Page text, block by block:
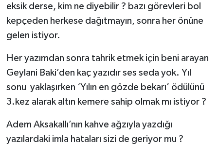
eksik derse, kim ne diyebilir ? bazı görevleri bol
kepçeden herkese dağıtmayın, sonra her önüne
gelen istiyor.
Her yazımdan sonra tahrik etmek için beni arayan
Geylani Baki’den kaç yazıdır ses seda yok. Yıl
sonu yaklaşırken ‘Yılın en gözde bekarı’ ödülünü
3.kez alarak altın kemere sahip olmak mı istiyor ?
Adem Aksakallı’nın kahve ağzıyla yazdığı
yazılardaki imla hataları sizi de geriyor mu ?